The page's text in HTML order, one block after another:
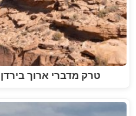
טרק מדברי ארוך